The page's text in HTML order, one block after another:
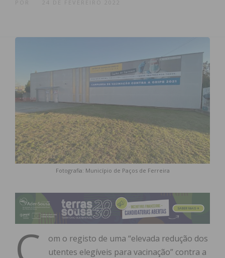
24 DE FEVEREIRO 2022
Fotografia: Município de Paços de Ferreira
om o registo de uma “elevada redução dos
utentes elegíveis para vacinação” contra a